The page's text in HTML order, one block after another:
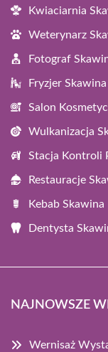
Kwiaciarnia
Weterynarz
Fotograf
Fryzjer Skawina
Salon
Wulkanizacja
Stacja Kontroli
Restauracje
Kebab Skawina
Dentysta
NAJNOWSZE
Wernisaż